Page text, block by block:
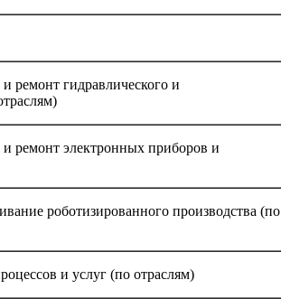
ремонт гидравлического и
ремонт электронных приборов и
роботизированного производства (по
и услуг (по отраслям)